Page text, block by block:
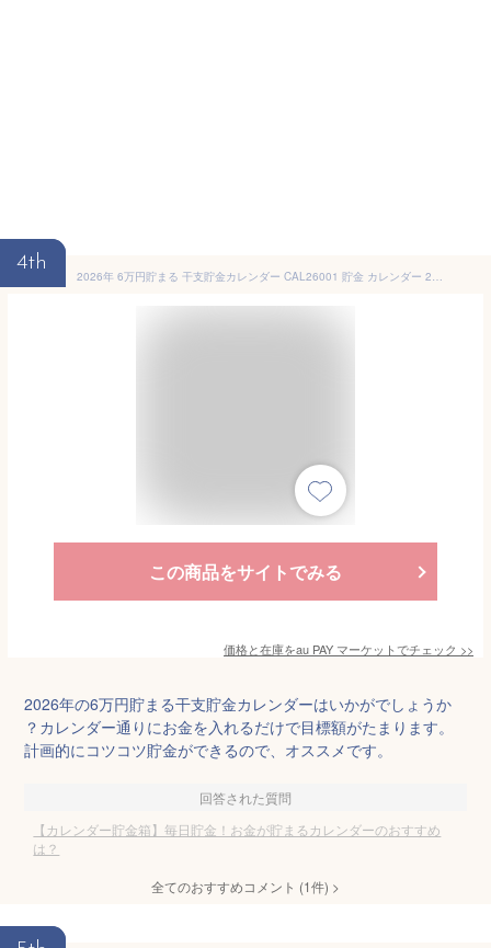
4th
2026年 6万円貯まる 干支貯金カレンダー CAL26001 貯金 カレンダー 2026 卓上 貯金箱 干支 午 うま
この商品をサイトでみる
価格と在庫をau PAY マーケットでチェック >>
2026年の6万円貯まる干支貯金カレンダーはいかがでしょうか
？カレンダー通りにお金を入れるだけで目標額がたまります。
計画的にコツコツ貯金ができるので、オススメです。
回答された質問
【カレンダー貯金箱】毎日貯金！お金が貯まるカレンダーのおすすめ
は？
全てのおすすめコメント (1件) >